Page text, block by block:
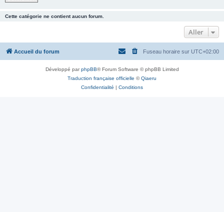
Cette catégorie ne contient aucun forum.
Aller
Accueil du forum Fuseau horaire sur UTC+02:00
Développé parphpBB® Forum Software © phpBB Limited
Traduction française officielle ©Qiaeru
Confidentialité | Conditions